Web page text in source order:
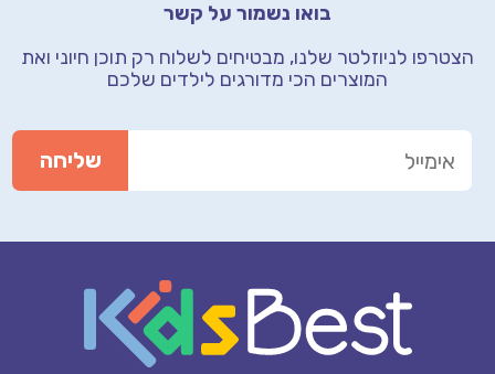
בואו נשמור על קשר
הצטרפו לניוזלטר שלנו, מבטיחים לשלוח רק תוכן חיוני ואת
המוצרים הכי מדורגים לילדים שלכם